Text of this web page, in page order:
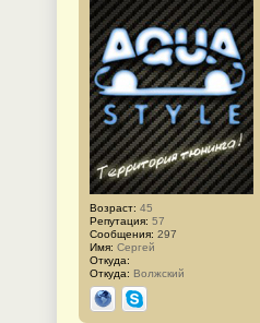
Возраст: 45
Репутация: 57
Сообщения: 297
Имя: Сергей
Откуда:
Откуда: Волжский
СайтSkype